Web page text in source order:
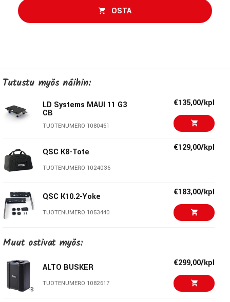
OSTA
Tutustu myös näihin:
LD Systems MAUI 11 G3
CB
TUOTENUMERO 1080461
€135,00/kpl
QSC K8-Tote
TUOTENUMERO 1024036
€129,00/kpl
QSC K10.2-Yoke
TUOTENUMERO 1053440
€183,00/kpl
LD Systems CURV 500
SUB PC
QSC K12.2-Yoke €202,00/kpl
Muut ostivat myös:
ALTO BUSKER
TUOTENUMERO 1082617
€299,00/kpl